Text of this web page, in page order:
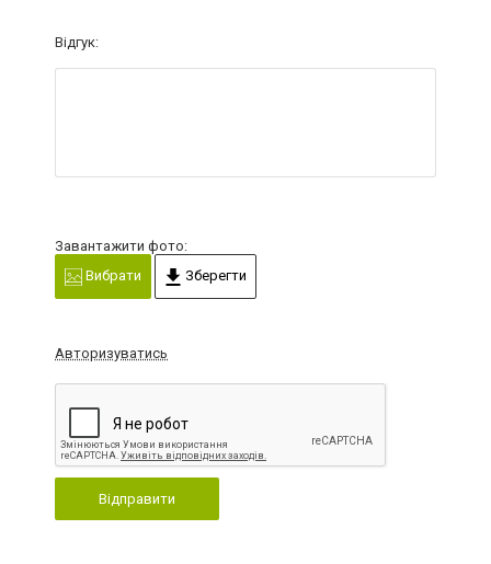
Відгук:
Завантажити фото:
Вибрати
Зберегти
Авторизуватись
Відправити